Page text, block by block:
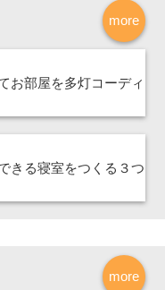
more
お部屋を多灯コーディ
きる寝室をつくる３つ
more